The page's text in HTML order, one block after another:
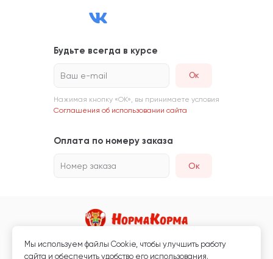
Будьте всегда в курсе
Ваш e-mail
Нажимая кнопку «ОК», вы принимаете условия
Соглашения об использовании сайта
Оплата по номеру заказа
Номер заказа Ок
Магазин кормов для животных и ветаптека
Мы используем файлы Сookie, чтобы улучшить работу
сайта и обеспечить удобство его использования.